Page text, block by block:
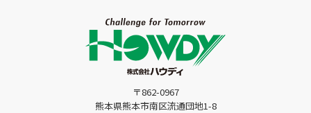
〒862-0967
熊本県熊本市南区流通団地1-8